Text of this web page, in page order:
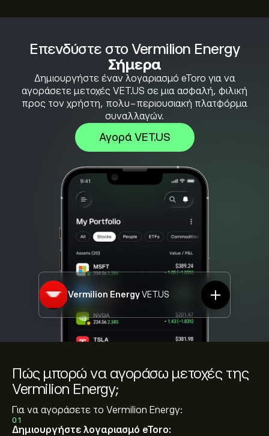
Επενδύστε στο Vermilion Energy
Σήμερα
Δημιουργήστε έναν λογαριασμό eToro για να
αγοράσετε μετοχές VET.US σε μια ασφαλή, φιλική
προς τον χρήστη, πολυ-περιουσιακή πλατφόρμα
συναλλαγών.
Αγορά VET.US
Vermilion EnergyVET.US
Πώς μπορώ να αγοράσω μετοχές της
Vermilion Energy;
Για να αγοράσετε το Vermilion Energy:
01
Δημιουργήστε λογαριασμό eToro: